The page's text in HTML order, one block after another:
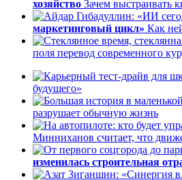
хозяйство Зачем выстраивать
маркетинговый цикл» Как
поля перевод современного
будущего»
разрушает обычную жизнь
Минниханов считает, что
изменилась строительная